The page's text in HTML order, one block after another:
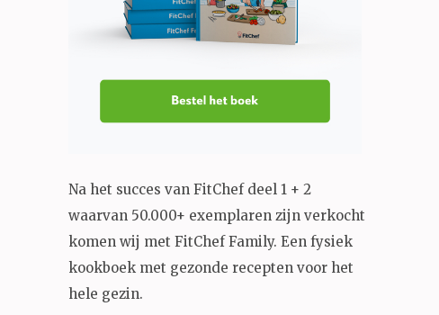
Na het succes van FitChef deel 1 + 2
waarvan 50.000+ exemplaren zijn verkocht
komen wij met FitChef Family. Een fysiek
kookboek met gezonde recepten voor het
hele gezin.